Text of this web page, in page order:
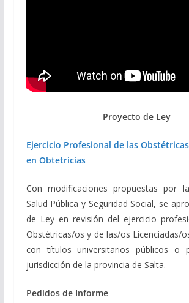
Proyecto de Ley
Ejercicio Profesional de las
en Obtetricias
Con modificaciones propuestas por
Salud Pública y Seguridad Social, se
de Ley en revisión del ejercicio
Obstétricas/os y de las/os Licenciadas/
con títulos universitarios públicos o
jurisdicción de la provincia de Salta.
Pedidos de Informe